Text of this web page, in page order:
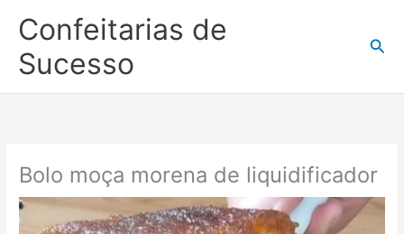
para
conteúdo
Confeitarias de
Sucesso
Bolo moça morena de liquidificador